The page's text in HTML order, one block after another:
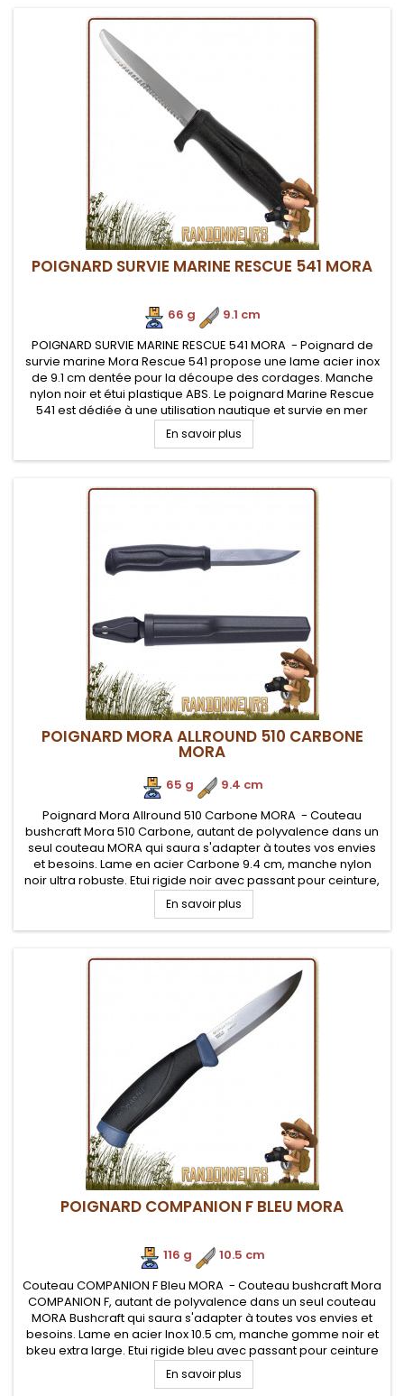
POIGNARD SURVIE MARINE RESCUE 541 MORA
66 g
9.1 cm
POIGNARD SURVIE MARINE RESCUE 541 MORA - Poignard de
survie marine Mora Rescue 541 propose une lame acier inox
de 9.1 cm dentée pour la découpe des cordages. Manche
nylon noir et étui plastique ABS. Le poignard Marine Rescue
541 est dédiée à une utilisation nautique et survie en mer
En savoir plus
POIGNARD MORA ALLROUND 510 CARBONE
MORA
65 g
9.4 cm
Poignard Mora Allround 510 Carbone MORA - Couteau
bushcraft Mora 510 Carbone, autant de polyvalence dans un
seul couteau MORA qui saura s'adapter à toutes vos envies
et besoins. Lame en acier Carbone 9.4 cm, manche nylon
noir ultra robuste. Etui rigide noir avec passant pour ceinture,
idéal en survie
En savoir plus
POIGNARD COMPANION F BLEU MORA
116 g
10.5 cm
Couteau COMPANION F Bleu MORA - Couteau bushcraft Mora
COMPANION F, autant de polyvalence dans un seul couteau
MORA Bushcraft qui saura s'adapter à toutes vos envies et
besoins. Lame en acier Inox 10.5 cm, manche gomme noir et
bkeu extra large. Etui rigide bleu avec passant pour ceinture
En savoir plus